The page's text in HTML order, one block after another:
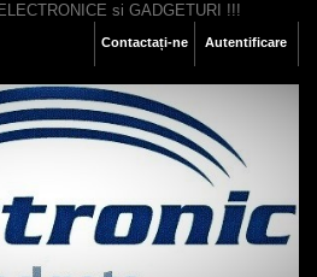
Autentificare
Contactați-ne